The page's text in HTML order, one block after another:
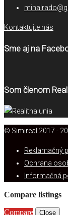
Kontaktujte nás
Sme aj na
Som členom
© Simireal 2017 -
Reklamačný
Ochrana
Informačná
Compare listings
Compare Close